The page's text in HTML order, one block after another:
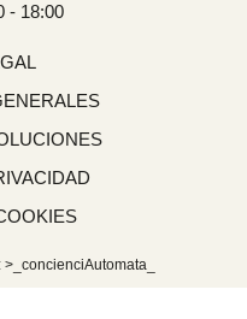
- 18:00
>_concienciAutomata_